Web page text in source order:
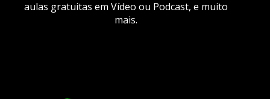
aulas gratuitas em Vídeo ou Podcast, e muito
mais.